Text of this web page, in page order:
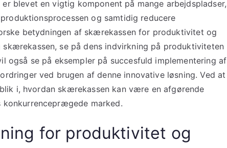
blevet en vigtig komponent på mange arbejdspladser,
og samtidig reducere
betydningen af skærekassen for produktivitet og
se på dens indvirkning på produktiviteten
også se på eksempler på succesfuld implementering af
ved brugen af denne innovative løsning. Ved at
i, hvordan skærekassen kan være en afgørende
marked.
for produktivitet og